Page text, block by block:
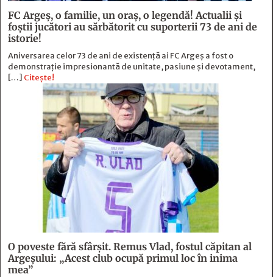
FC Argeş, o familie, un oraș, o legendă! Actualii şi
foştii jucători au sărbătorit cu suporterii 73 de ani de
istorie!
Aniversarea celor 73 de ani de existență ai FC Argeș a fost o
demonstrație impresionantă de unitate, pasiune și devotament,
[…] Citește!
O poveste fără sfârşit. Remus Vlad, fostul căpitan al
Argeşului: „Acest club ocupă primul loc în inima
mea”